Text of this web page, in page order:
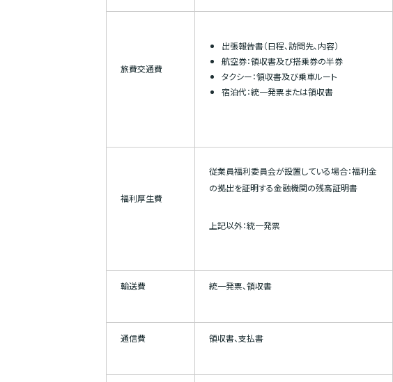
旅費交通費
出張報告書（日程、訪問先、内容）
航空券：領収書及び搭乗券の半券
タクシー：領収書及び乗車ルート
宿泊代：統一発票または領収書
福利厚生費
従業員福利委員会が設置している場合：福利金
の拠出を証明する金融機関の残高証明書
上記以外：統一発票
輸送費 統一発票、領収書
通信費 領収書、支払書